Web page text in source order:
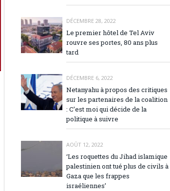
DÉCEMBRE 28, 2022
Le premier hôtel de Tel Aviv
rouvre ses portes, 80 ans plus
tard
DÉCEMBRE 6, 2022
Netanyahu à propos des critiques
sur les partenaires de la coalition
: C’est moi qui décide de la
politique à suivre
AOÛT 12, 2022
‘Les roquettes du Jihad islamique
palestinien ont tué plus de civils à
Gaza que les frappes
israéliennes’